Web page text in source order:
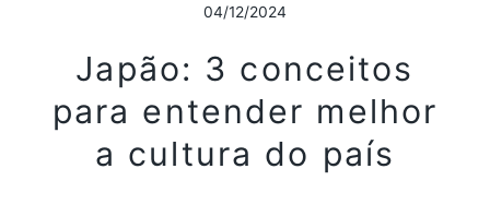
04/12/2024
Japão: 3 conceitos
para entender melhor
a cultura do país